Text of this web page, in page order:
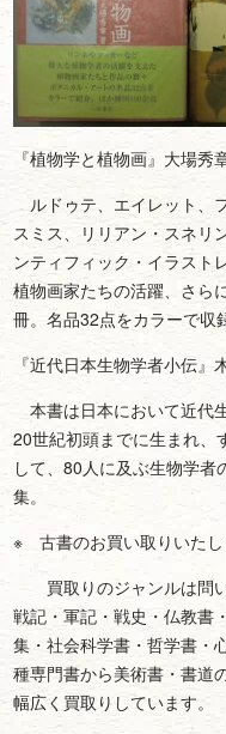
『植物学と植物画』大場
ルドゥテ、エイレット、
スミス、リリアン・スネリ
ンティフィック・イラスト
植物画家たちの活躍、さら
冊。名品32点をカラーで収
『近代日本生物学者小伝
本書は日本において近代
20世紀初頭までに生まれ、
して、80人に及ぶ生物学
集。
※ 古書のお買い取りいたし
買取りのジャンルは問い
戦記・軍記・戦史・仏教書
集・社会科学書・哲学書・
種専門書から美術書・書道
幅広く買取りしています。